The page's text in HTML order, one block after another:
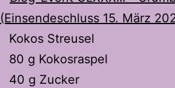
Kokos Streusel
80 g Kokosraspel
40 g Zucker